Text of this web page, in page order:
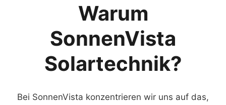
Warum
SonnenVista
Solartechnik?
Bei SonnenVista konzentrieren wir uns auf das,